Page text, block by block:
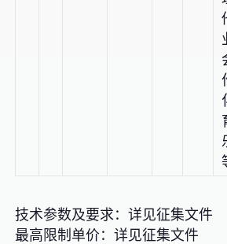
技术参数及要求：详见征集文件
最高限制单价：详见征集文件